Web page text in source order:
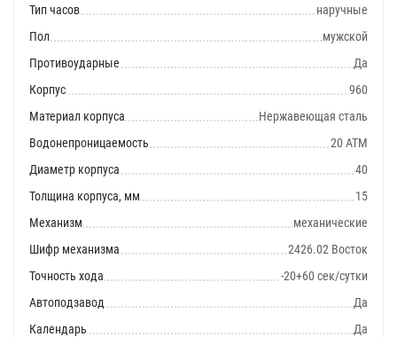
Тип часов
наручные
Пол
мужской
Противоударные
Да
Корпус
960
Материал корпуса
Нержавеющая сталь
Водонепроницаемость
20 АТМ
Диаметр корпуса
40
Толщина корпуса, мм
15
Механизм
механические
Шифр механизма
2426.02 Восток
Точность хода
-20+60 сек/сутки
Автоподзавод
Да
Календарь
Да